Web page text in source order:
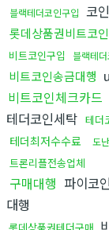
블랙테더코인구입 코
롯데상품권비트코
비트코인구입 블랙테
비트코인송금대행
비트코인체크카드
테더코인세탁 테더
테더최저수수료 도
트론리플전송업체
구매대행 파이코
대행
롯데상품권테더구매